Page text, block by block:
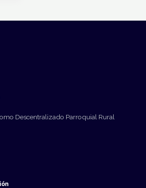
Descentralizado Parroquial Rural